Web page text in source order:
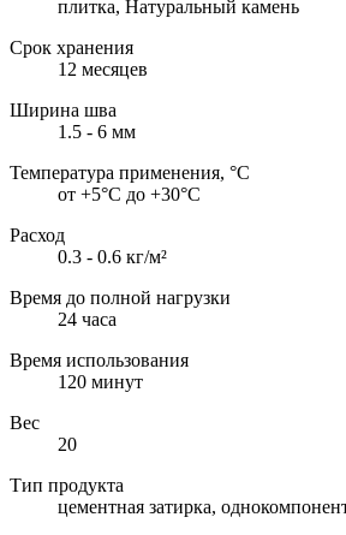
плитка, Натуральный камень
Срок хранения
12 месяцев
Ширина шва
1.5 - 6 мм
Температура применения, °С
от +5°С до +30°С
Расход
0.3 - 0.6 кг/м²
Время до полной нагрузки
24 часа
Время использования
120 минут
Вес
20
Тип продукта
цементная затирка,